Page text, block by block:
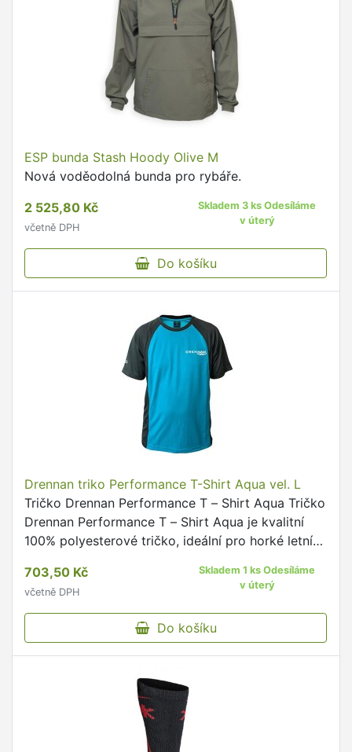
ESP bunda Stash Hoody Olive M
Nová voděodolná bunda pro rybáře.
2 525,80 Kč
včetně DPH
Skladem 3 ks Odesíláme
v úterý
Do košíku
Drennan triko Performance T-Shirt Aqua vel. L
Tričko Drennan Performance T – Shirt Aqua Tričko
Drennan Performance T – Shirt Aqua je kvalitní
100% polyesterové tričko, ideální pro horké letní
703,50 Kč
včetně DPH
Skladem 1 ks Odesíláme
v úterý
Do košíku